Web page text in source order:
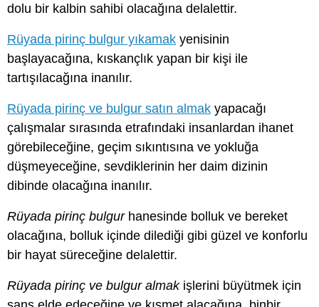
dolu bir kalbin sahibi olacağına delalettir.
Rüyada pirinç bulgur yıkamak yenisinin
başlayacağına, kıskançlık yapan bir kişi ile
tartışılacağına inanılır.
Rüyada pirinç ve bulgur satın almak yapacağı
çalışmalar sırasında etrafındaki insanlardan ihanet
görebileceğine, geçim sıkıntısına ve yokluğa
düşmeyeceğine, sevdiklerinin her daim dizinin
dibinde olacağına inanılır.
Rüyada pirinç bulgurhanesinde bolluk ve bereket
olacağına, bolluk içinde dilediği gibi güzel ve konforlu
bir hayat süreceğine delalettir.
Rüyada pirinç ve bulgur almakişlerini büyütmek için